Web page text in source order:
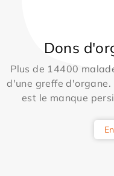
Dons
Plus de 14400
d'une greffe
est le manque